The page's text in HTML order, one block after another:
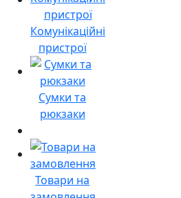
Комунікаційні
пристрої
Сумки та
рюкзаки
Товари на